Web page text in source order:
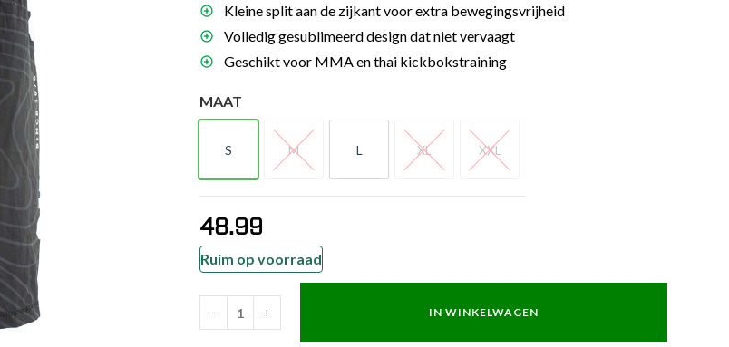
Kleine split aan de zijkant voor extra bewegingsvrijheid
Volledig gesublimeerd design dat niet vervaagt
Geschikt voor MMA en thai kickbokstraining
MAAT
S
S
M
M
L
L
XL
XL
XXL
XXL
48.99
Ruim op voorraad
- + IN WINKELWAGEN